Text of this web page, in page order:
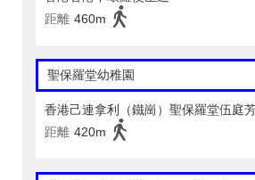
距離 460m
聖保羅堂幼稚園
香港己連拿利（鐵崗）聖保羅堂伍庭
距離 420m